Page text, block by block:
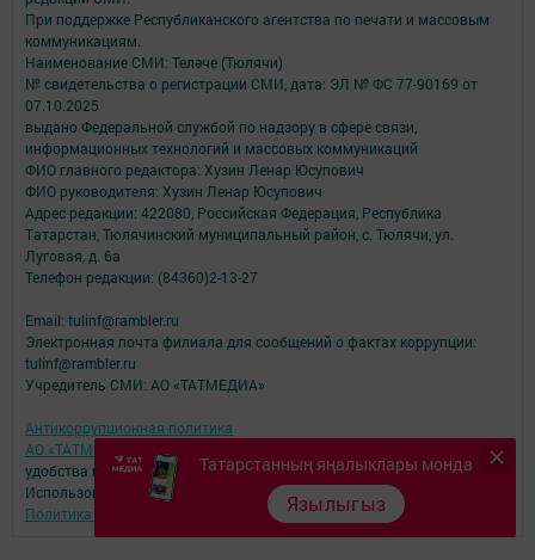
Татарстанның яңалыклары монда
Язылыгыз
При поддержке Республиканского агентства по печати и массовым
коммуникациям.
Наименование СМИ: Теләче (Тюлячи)
№ свидетельства о регистрации СМИ, дата: ЭЛ № ФС 77-90169 от
07.10.2025
выдано Федеральной службой по надзору в сфере связи,
информационных технологий и массовых коммуникаций
ФИО главного редактора: Хузин Ленар Юсупович
ФИО руководителя: Хузин Ленар Юсупович
Адрес редакции: 422080, Российская Федерация, Республика
Татарстан, Тюлячинский муниципальный район, с. Тюлячи, ул.
Луговая, д. 6а
Телефон редакции: (84360)2-⁠13-⁠27
Email: tulinf@rambler.ru
Электронная почта филиала для сообщений о фактах коррупции:
tulinf@rambler.ru
Учредитель СМИ: АО «ТАТМЕДИА»
Антикоррупционная политика
АО «ТАТМЕДИА» использует «cookie»
для персонализации сервисов и
удобства пользователей сайтом.
Использование «cookie» можно отменить в настройках браузера.
Политика конфиденциальности